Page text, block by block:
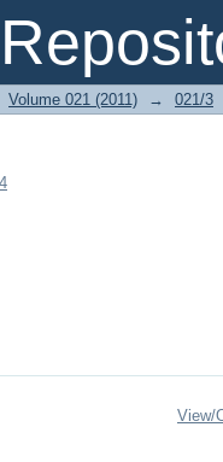
Volume 021 (2011) → 021/3
View/